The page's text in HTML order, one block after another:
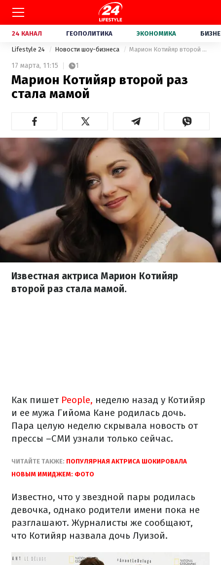
24 КАНАЛ ГЕОПОЛИТИКА ЭКОНОМИКА
Lifestyle 24 Новости шоу-бизнеса Марион Котийяр второй раз стала мамой
17 марта, 11:15 1
Марион Котийяр второй раз
стала мамой
Известная актриса Марион Котийяр
второй раз стала мамой.
Как пишет People, неделю назад у Котийяр
и ее мужа Гийома Кане родилась дочь.
Пара целую неделю скрывала новость от
прессы –СМИ узнали только сейчас.
ЧИТАЙТЕ ТАКЖЕ: ПОПУЛЯРНАЯ АКТРИСА ШОКИРОВАЛА
НОВЫМ ИМИДЖЕМ: ФОТО
Известно, что у звездной пары родилась
девочка, однако родители имени пока не
разглашают. Журналисты же сообщают,
что Котийяр назвала дочь Луизой.